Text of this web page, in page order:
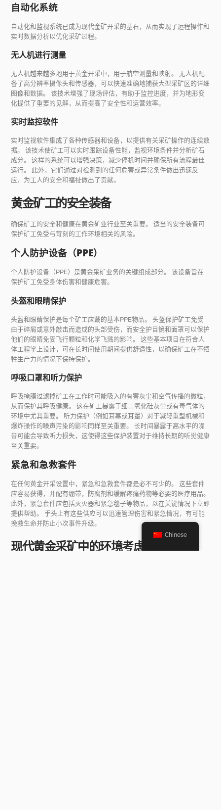
自动化系统
自动化和监视系统已成为现代金矿开采的基石，从而实现了远程操作和
实时数据分析以优化采矿过程。
无人机进行测量
无人机越来越多地用于黄金开采中，用于航空测量和映射。 无人机配
备了高分辨率摄像头和传感器，可以快速准确地捕获大型采矿区的详细
图像和数据。 该技术增强了现场评估，有助于监控进度，并为地形变
化提供了重要的见解，从而提高了安全性和运营效率。
实时监控软件
实时监视软件集成了各种传感器和设备，以提供有关采矿操作的连续数
据。 该技术使矿工可以实时跟踪设备性能，监视环境条件并分析矿石
成分。 这样的系统可以增强决策，减少停机时间并确保所有流程最佳
运行。 此外，它们通过对检测到的任何危害或异常条件做出迅速反
应，为工人的安全和福祉做出了贡献。
黄金矿工的安全装备
确保矿工的安全和健康在黄金矿业行业至关重要。 适当的安全装备可
保护矿工免受与苛刻的工作环境相关的风险。
个人防护设备（PPE）
个人防护设备（PPE）是黄金采矿业务的关键组成部分。 该设备旨在
保护矿工免受身体伤害和健康危害。
头盔和眼睛保护
头盔和眼睛保护是每个矿工应戴的基本PPE物品。 头盔保护矿工免受
由于碎屑或意外敲击而造成的头部受伤，而安全护目镜和面罩可以保护
他们的眼睛免受飞行颗粒和化学飞溅的影响。 这些基本项目在符合人
体工程学上设计，可在长时间使用期间提供舒适性，以确保矿工在不牺
牲生产力的情况下保持保护。
呼吸口罩和听力保护
呼吸掩膜过滤掉矿工​​在工作时可能吸入的有害灰尘和空气传播的微粒，
从而保护其呼吸健康。 这在矿工暴露于细二氧化硅灰尘或有毒气体的
环境中尤其重要。 听力保护（例如耳塞或耳罩）对于减轻重型机械和
爆炸操作的噪声污染的影响同样至关重要。 长时间暴露于高水平的噪
音可能会导致听力损失，这使得这些保护装置对于维持长期的听觉健康
至关重要。
紧急和急救套件
在任何黄金开采设置中，紧急和急救套件都是必不可少的。 这些套件
应容易获得，并配有绷带，防腐剂和缓解疼痛药物等必要的医疗用品。
此外，紧急套件应包括灭火器和紧急毯子等物品，以在关键情况下立即
提供帮助。 手头上有这些供应可以迅速管理伤害和紧急情况，有可能
挽救生命并防止小次事件升级。
现代黄金采矿中的环境考虑
Chinese